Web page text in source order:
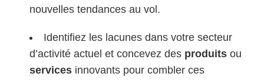
nouvelles tendances au vol.
Identifiez les lacunes dans votre secteur
d’activité actuel et concevez des produits ou
services innovants pour combler ces